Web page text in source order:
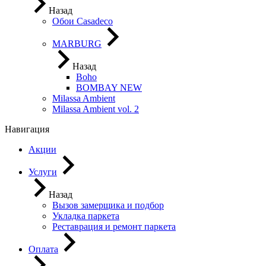
Назад
Обои Casadeco
MARBURG
Назад
Boho
BOMBAY NEW
Milassa Ambient
Milassa Ambient vol. 2
Навигация
Акции
Услуги
Назад
Вызов замерщика и подбор
Укладка паркета
Реставрация и ремонт паркета
Оплата